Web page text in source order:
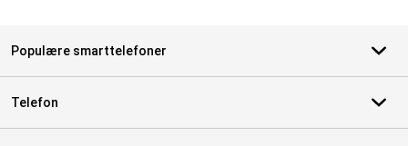
Populære smarttelefoner
Telefon